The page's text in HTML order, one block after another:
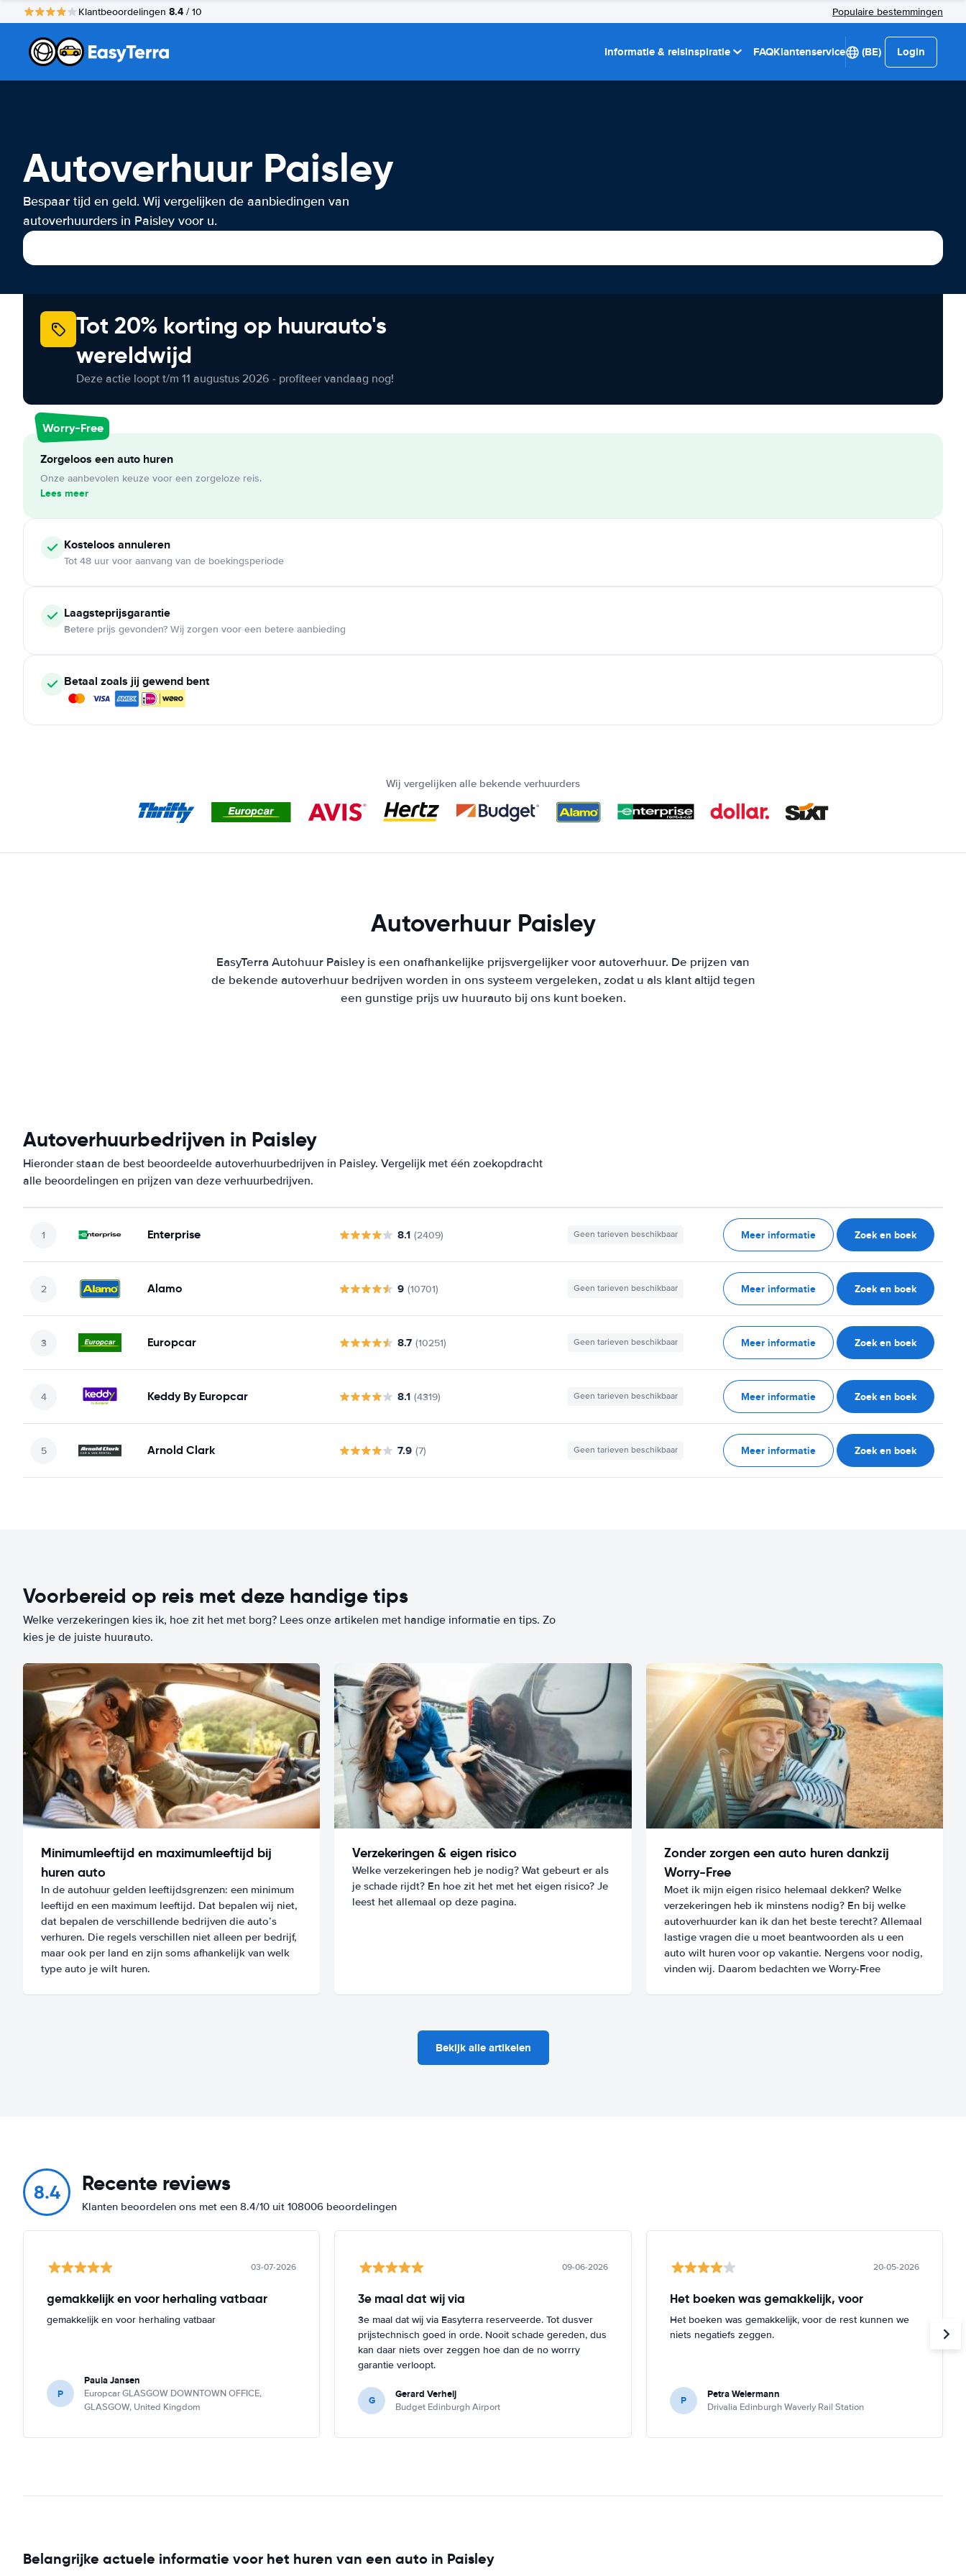
Klantbeoordelingen 8.4 / 10 Populaire bestemmingen
Informatie & reisinspiratie FAQKlantenservice (BE) Login
Autoverhuur Paisley
Bespaar tijd en geld. Wij vergelijken de aanbiedingen van
autoverhuurders in Paisley voor u.
Tot 20% korting op huurauto's
wereldwijd
Deze actie loopt t/m 11 augustus 2026 - profiteer vandaag nog!
Worry-Free
Zorgeloos een auto huren
Onze aanbevolen keuze voor een zorgeloze reis.
Lees meer
Kosteloos annuleren
Tot 48 uur voor aanvang van de boekingsperiode
Laagsteprijsgarantie
Betere prijs gevonden? Wij zorgen voor een betere aanbieding
Betaal zoals jij gewend bent
Wij vergelijken alle bekende verhuurders
Autoverhuur Paisley
EasyTerra Autohuur Paisley is een onafhankelijke prijsvergelijker voor autoverhuur. De prijzen van
de bekende autoverhuur bedrijven worden in ons systeem vergeleken, zodat u als klant altijd tegen
een gunstige prijs uw huurauto bij ons kunt boeken.
Autoverhuurbedrijven in Paisley
Hieronder staan de best beoordeelde autoverhuurbedrijven in Paisley. Vergelijk met één zoekopdracht
alle beoordelingen en prijzen van deze verhuurbedrijven.
Enterprise 8.1 (2409) Geen tarieven beschikbaar Meer informatie Zoek en boek
Alamo 9 (10701) Geen tarieven beschikbaar Meer informatie Zoek en boek
Europcar 8.7 (10251) Geen tarieven beschikbaar Meer informatie Zoek en boek
Keddy By Europcar 8.1 (4319) Geen tarieven beschikbaar Meer informatie Zoek en boek
Arnold Clark 7.9 (7) Geen tarieven beschikbaar Meer informatie Zoek en boek
Voorbereid op reis met deze handige tips
Welke verzekeringen kies ik, hoe zit het met borg? Lees onze artikelen met handige informatie en tips. Zo
kies je de juiste huurauto.
Minimumleeftijd en maximumleeftijd bij
huren auto
In de autohuur gelden leeftijdsgrenzen: een minimum
leeftijd en een maximum leeftijd. Dat bepalen wij niet,
dat bepalen de verschillende bedrijven die auto’s
verhuren. Die regels verschillen niet alleen per bedrijf,
maar ook per land en zijn soms afhankelijk van welk
type auto je wilt huren.
Verzekeringen & eigen risico
Welke verzekeringen heb je nodig? Wat gebeurt er als
je schade rijdt? En hoe zit het met het eigen risico? Je
leest het allemaal op deze pagina.
Zonder zorgen een auto huren dankzij
Worry-Free
Moet ik mijn eigen risico helemaal dekken? Welke
verzekeringen heb ik minstens nodig? En bij welke
autoverhuurder kan ik dan het beste terecht? Allemaal
lastige vragen die u moet beantwoorden als u een
auto wilt huren voor op vakantie. Nergens voor nodig,
vinden wij. Daarom bedachten we Worry-Free
Bekijk alle artikelen
8.4 Recente reviews
Klanten beoordelen ons met een 8.4/10 uit 108006 beoordelingen
03-07-2026
gemakkelijk en voor herhaling vatbaar
gemakkelijk en voor herhaling vatbaar
P
Paula Jansen
Europcar GLASGOW DOWNTOWN OFFICE,
GLASGOW, United Kingdom
09-06-2026
3e maal dat wij via
3e maal dat wij via Easyterra reserveerde. Tot dusver
prijstechnisch goed in orde. Nooit schade gereden, dus
kan daar niets over zeggen hoe dan de no worrry
garantie verloopt.
G Gerard Verheij
Budget Edinburgh Airport
20-05-2026
Het boeken was gemakkelijk, voor
Het boeken was gemakkelijk, voor de rest kunnen we
niets negatiefs zeggen.
P Petra Weiermann
Drivalia Edinburgh Waverly Rail Station
Belangrijke actuele informatie voor het huren van een auto in Paisley